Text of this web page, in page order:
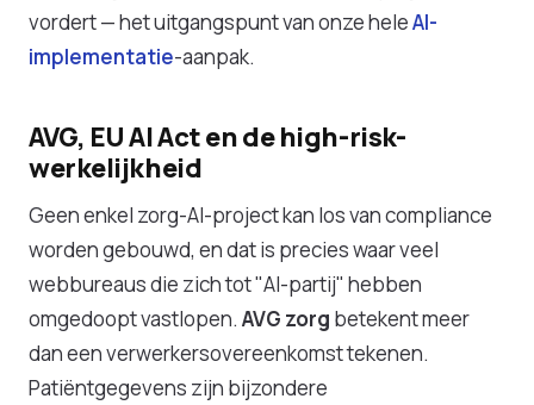
vordert — het uitgangspunt van onze heleAI-
implementatie-aanpak.
AVG, EU AI Act en de high-risk-
werkelijkheid
Geen enkel zorg-AI-project kan los van compliance
worden gebouwd, en dat is precies waar veel
webbureaus die zich tot "AI-partij" hebben
omgedoopt vastlopen. AVG zorg betekent meer
dan een verwerkersovereenkomst tekenen.
Patiëntgegevens zijn bijzondere